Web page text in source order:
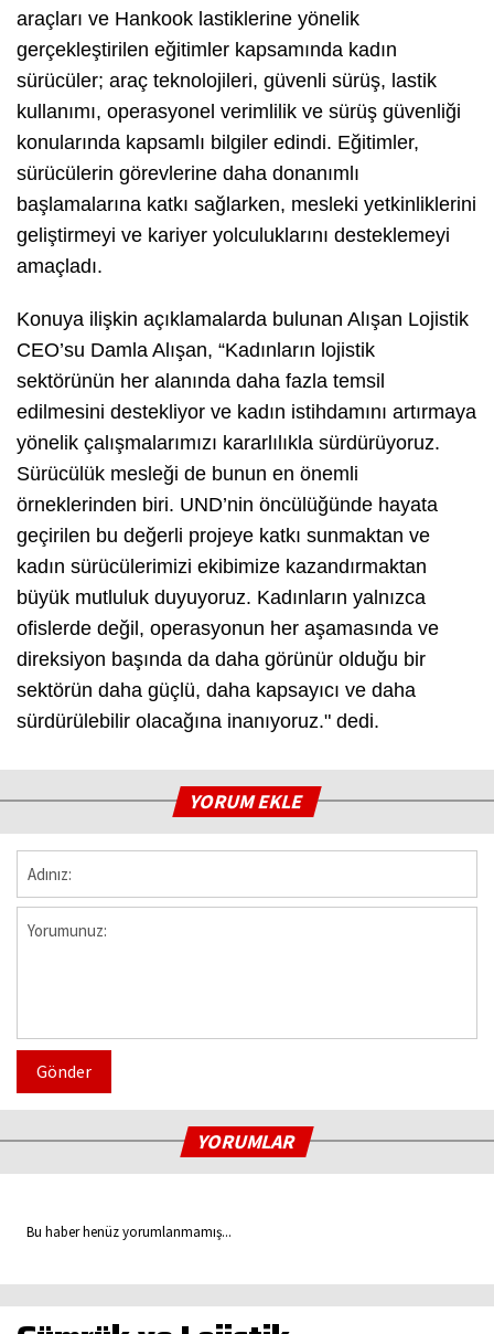
araçları ve Hankook lastiklerine yönelik
gerçekleştirilen eğitimler kapsamında kadın
sürücüler; araç teknolojileri, güvenli sürüş, lastik
kullanımı, operasyonel verimlilik ve sürüş güvenliği
konularında kapsamlı bilgiler edindi. Eğitimler,
sürücülerin görevlerine daha donanımlı
başlamalarına katkı sağlarken, mesleki yetkinliklerini
geliştirmeyi ve kariyer yolculuklarını desteklemeyi
amaçladı.
Konuya ilişkin açıklamalarda bulunan Alışan Lojistik
CEO’su Damla Alışan, “Kadınların lojistik
sektörünün her alanında daha fazla temsil
edilmesini destekliyor ve kadın istihdamını artırmaya
yönelik çalışmalarımızı kararlılıkla sürdürüyoruz.
Sürücülük mesleği de bunun en önemli
örneklerinden biri. UND’nin öncülüğünde hayata
geçirilen bu değerli projeye katkı sunmaktan ve
kadın sürücülerimizi ekibimize kazandırmaktan
büyük mutluluk duyuyoruz. Kadınların yalnızca
ofislerde değil, operasyonun her aşamasında ve
direksiyon başında da daha görünür olduğu bir
sektörün daha güçlü, daha kapsayıcı ve daha
sürdürülebilir olacağına inanıyoruz." dedi.
YORUM EKLE
Gönder
YORUMLAR
Bu haber henüz yorumlanmamış...